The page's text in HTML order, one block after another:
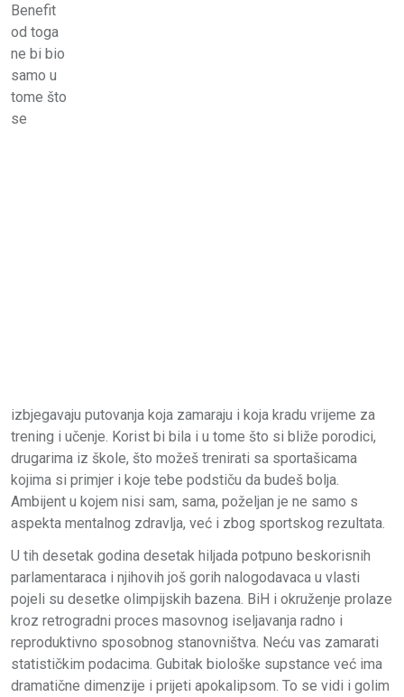
Benefit
od toga
ne bi bio
samo u
tome što
se
izbjegavaju putovanja koja zamaraju i koja kradu vrijeme za
trening i učenje. Korist bi bila i u tome što si bliže porodici,
drugarima iz škole, što možeš trenirati sa sportašicama
kojima si primjer i koje tebe podstiču da budeš bolja.
Ambijent u kojem nisi sam, sama, poželjan je ne samo s
aspekta mentalnog zdravlja, već i zbog sportskog rezultata.
U tih desetak godina desetak hiljada potpuno beskorisnih
parlamentaraca i njihovih još gorih nalogodavaca u vlasti
pojeli su desetke olimpijskih bazena. BiH i okruženje prolaze
kroz retrogradni proces masovnog iseljavanja radno i
reproduktivno sposobnog stanovništva. Neću vas zamarati
statističkim podacima. Gubitak biološke supstance već ima
dramatične dimenzije i prijeti apokalipsom. To se vidi i golim